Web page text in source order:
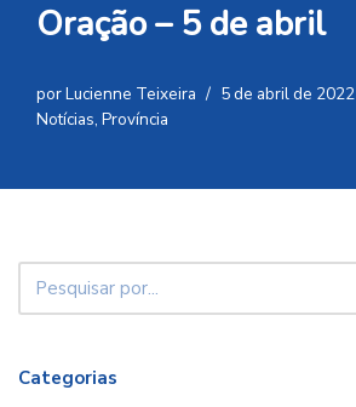
Oração – 5 de abril
porLucienne Teixeira
5 de abril de 2022
Notícias, Província
Categorias